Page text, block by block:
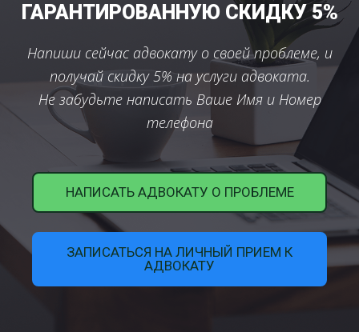
ГАРАНТИРОВАННУЮ СКИДКУ 5%
Напиши сейчас адвокату о своей проблеме, и
получай скидку 5% на услуги адвоката.
Не забудьте написать Ваше Имя и Номер
телефона
НАПИСАТЬ АДВОКАТУ О ПРОБЛЕМЕ
ЗАПИСАТЬСЯ НА ЛИЧНЫЙ ПРИЕМ К
АДВОКАТУ